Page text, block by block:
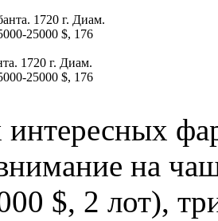
1720 г. Диам.
25000 $, 176
интересных
на
$, 2 лот),